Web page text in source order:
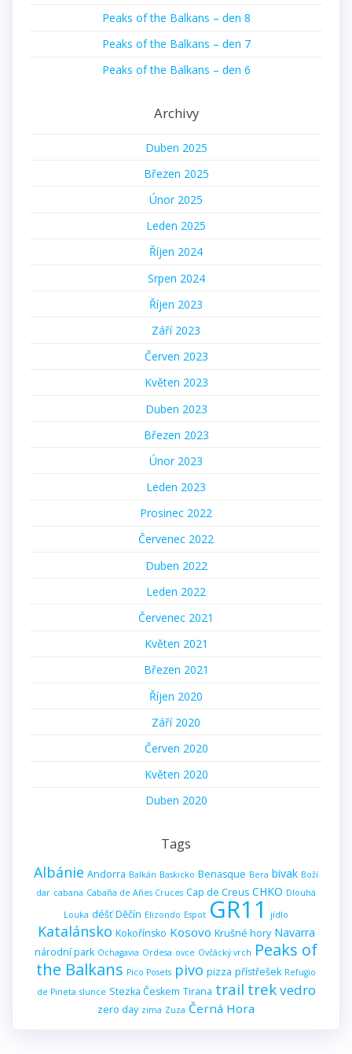
Peaks of the Balkans – den 8
Peaks of the Balkans – den 7
Peaks of the Balkans – den 6
Archivy
Duben 2025
Březen 2025
Únor 2025
Leden 2025
Říjen 2024
Srpen 2024
Říjen 2023
Září 2023
Červen 2023
Květen 2023
Duben 2023
Březen 2023
Únor 2023
Leden 2023
Prosinec 2022
Červenec 2022
Duben 2022
Leden 2022
Červenec 2021
Květen 2021
Březen 2021
Říjen 2020
Září 2020
Červen 2020
Květen 2020
Duben 2020
Tags
Albánie Andorra Balkán Baskicko Benasque Bera bivak Boží
dar cabana Cabaña de Añes Cruces Cap de Creus CHKO Dlouhá
Louka déšť Děčín Elizondo Espot GR11 jídlo
Katalánsko Kokořínsko Kosovo Krušné hory Navarra
národní park Ochagavia Ordesa ovce Ovčácký vrch Peaks of
the Balkans Pico Posets pivo pizza přístřešek Refugio
de Pineta slunce Stezka Českem Tirana trail trekvedro
zero day zima Zuza Černá Hora